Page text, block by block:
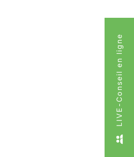
LIVE-Conseil en ligne